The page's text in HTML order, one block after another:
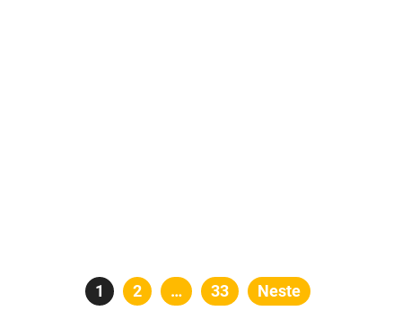
Posts
Side
1 Side
2 … Side
33 Neste